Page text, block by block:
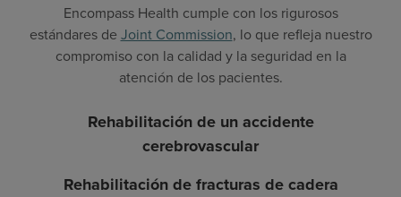
Encompass Health cumple con los rigurosos
estándares de Joint Commission, lo que refleja nuestro
compromiso con la calidad y la seguridad en la
atención de los pacientes.
Rehabilitación de un accidente
cerebrovascular
Rehabilitación de fracturas de cadera